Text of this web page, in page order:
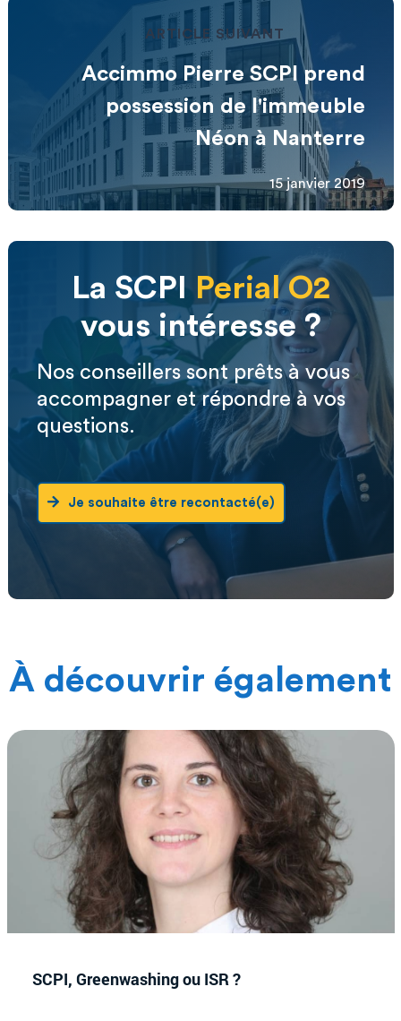
ARTICLE SUIVANT
Accimmo Pierre SCPI prend
possession de l'immeuble
Néon à Nanterre
15 janvier 2019
La SCPI
Perial O2
vous intéresse ?
Nos conseillers sont prêts à vous
accompagner et répondre à vos
questions.
Je souhaite être recontacté(e)
À découvrir également
SCPI, Greenwashing ou ISR ?